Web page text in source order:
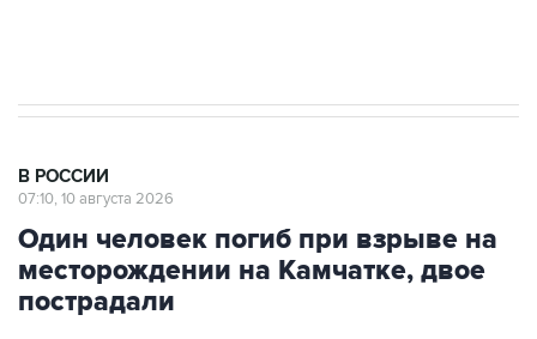
В РОССИИ
07:10, 10 августа 2026
Один человек погиб при взрыве на
месторождении на Камчатке, двое
пострадали